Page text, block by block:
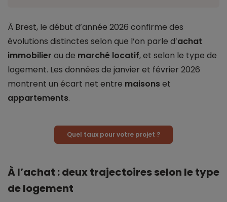
À Brest, le début d’année 2026 confirme des
évolutions distinctes selon que l’on parle d’achat
immobilier ou de marché locatif, et selon le type de
logement. Les données de janvier et février 2026
montrent un écart net entre maisonset
appartements.
Quel taux pour votre projet ?
À l’achat : deux trajectoires selon le type
de logement